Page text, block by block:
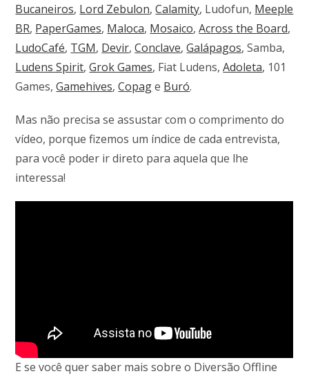
Bucaneiros, Lord Zebulon,Calamity, Ludofun, Meeple
BR, PaperGames, Maloca, Mosaico,Across the Board,
LudoCafé, TGM, Devir,Conclave,Galápagos, Samba,
Ludens Spirit,Grok Games, Fiat Ludens,Adoleta, 101
Games,Gamehives,Copage Buró.
Mas não precisa se assustar com o comprimento do
vídeo, porque fizemos um índice de cada entrevista,
para você poder ir direto para aquela que lhe
interessa!
E se você quer saber mais sobre o Diversão Offline